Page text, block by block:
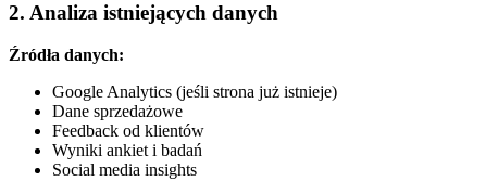
2. Analiza istniejących danych
Źródła danych:
Google Analytics (jeśli strona już istnieje)
Dane sprzedażowe
Feedback od klientów
Wyniki ankiet i badań
Social media insights